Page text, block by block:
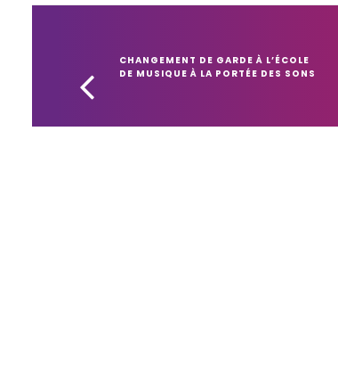
CHANGEMENT DE GARDE À L’ÉCOLE
DE MUSIQUE À LA PORTÉE DES SONS